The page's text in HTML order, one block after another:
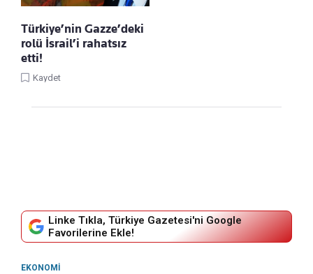
Türkiye’nin Gazze’deki
rolü İsrail’i rahatsız
etti!
Kaydet
Linke Tıkla, Türkiye Gazetesi'ni Google
Favorilerine Ekle!
EKONOMI